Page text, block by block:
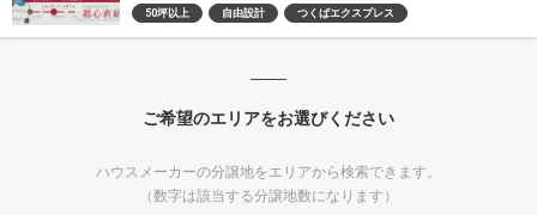
50坪以上 自由設計 つくばエクスプレス
ご希望のエリアをお選びください
ハウスメーカーの分譲地をエリアから検索できます。
（数字は該当する分譲地数になります）